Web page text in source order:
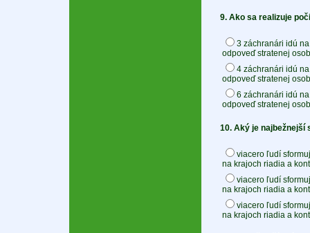
9. Ako sa realizuje
3 záchranári idú
odpoveď stratenej
4 záchranári idú
odpoveď stratenej
6 záchranári idú
odpoveď stratenej
10. Aký je najbežnejší
viacero ľudí
na krajoch riadia a
viacero ľudí
na krajoch riadia a
viacero ľudí
na krajoch riadia a